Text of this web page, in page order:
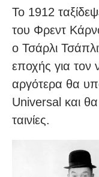
Το 1912
του Φρεντ
ο Τσάρλι
εποχής για τον
αργότερα θα
Universal και
ταινίες.